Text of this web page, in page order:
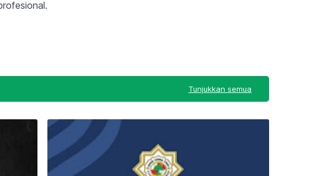
Tunjukkan semua